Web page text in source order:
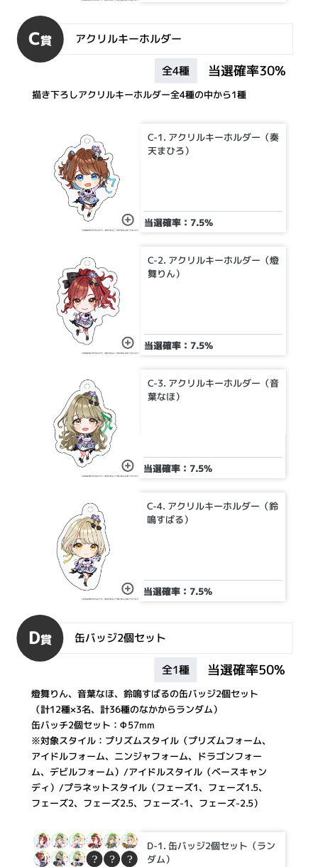
C賞 アクリルキーホルダー
全4種 当選確率30%
描き下ろしアクリルキーホルダー全4種の中から1種
当選確率：7.5%
C-1. アクリルキーホルダー（奏
天まひろ）
当選確率：7.5%
C-2. アクリルキーホルダー（燈
舞りん）
当選確率：7.5%
C-3. アクリルキーホルダー（音
葉なほ）
当選確率：7.5%
C-4. アクリルキーホルダー（鈴
鳴すばる）
D賞 缶バッジ2個セット
全1種 当選確率50%
燈舞りん、音葉なほ、鈴鳴すばるの缶バッジ2個セット
（計12種×3名、計36種のなかからランダム）
缶バッチ2個セット：Φ57mm
※対象スタイル：プリズムスタイル（プリズムフォーム、
アイドルフォーム、ニンジャフォーム、ドラゴンフォー
ム、デビルフォーム）/アイドルスタイル（ベースキャン
ディ）/プラネットスタイル（フェーズ1、フェーズ1.5、
フェーズ2、フェーズ2.5、フェーズ-1、フェーズ-2.5）
D-1. 缶バッジ2個セット（ラン
ダム）